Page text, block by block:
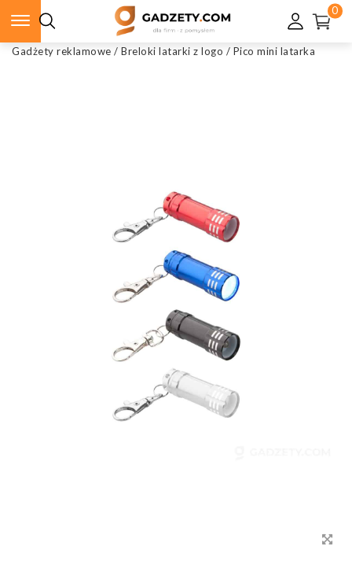
0
Gadżety reklamowe / Breloki latarki z logo / Pico mini latarka